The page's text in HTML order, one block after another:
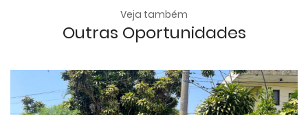
Veja também
Outras Oportunidades